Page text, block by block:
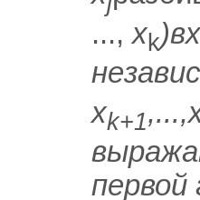
..., xk
xk+1,...,